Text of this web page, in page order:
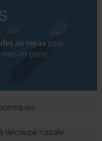
au repas pour
en perte
de vos repas en
découpe nasale